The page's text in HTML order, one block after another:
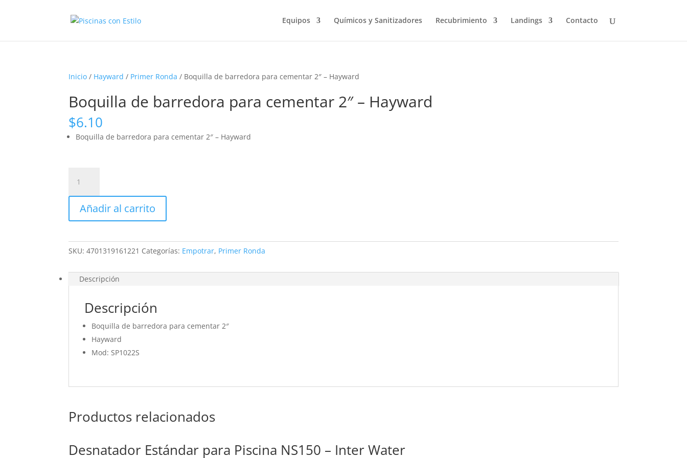
Equipos Químicos y Sanitizadores Recubrimiento Landings Contacto
Inicio / Hayward / Primer Ronda / Boquilla de barredora para cementar 2″ – Hayward
Boquilla de barredora para cementar 2″ – Hayward
$6.10
Boquilla de barredora para cementar 2″ – Hayward
barredora
para
cementar
-
Hayward
Añadir al carrito
SKU:4701319161221 Categorías: Empotrar, Primer Ronda
Descripción
Descripción
Boquilla de barredora para cementar 2″
Hayward
Mod: SP1022S
Productos relacionados
Desnatador Estándar para Piscina NS150 – Inter Water